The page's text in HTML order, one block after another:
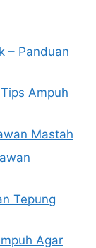
– Panduan
Ampuh
Mastah
Tepung
Agar